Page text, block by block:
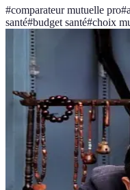
#comparateur mutuelle pro#
santé#budget santé#choix